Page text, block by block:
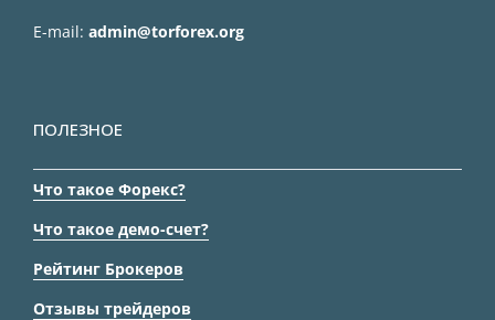
E-mail: admin@torforex.org
ПОЛЕЗНОЕ
Что такое Форекс?
Что такое демо-счет?
Рейтинг Брокеров
Отзывы трейдеров